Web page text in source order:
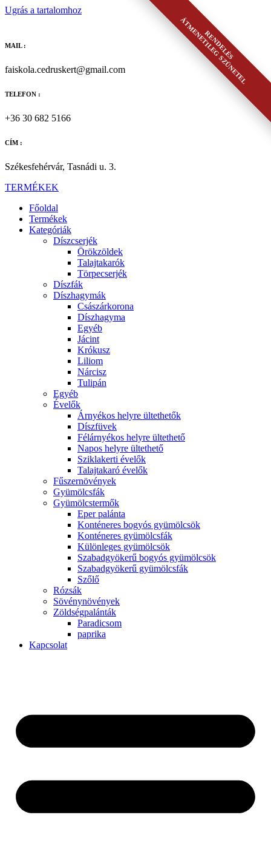
RENDELÉS
ÁTMENETILEG SZÜNETEL
Ugrás a tartalomhoz
MAIL :
faiskola.cedruskert@gmail.com
TELEFON :
+36 30 682 5166
CÍM :
Székesfehérvár, Tasnádi u. 3.
TERMÉKEK
Főoldal
Termékek
Kategóriák
Díszcserjék
Örökzöldek
Talajtakarók
Törpecserjék
Díszfák
Díszhagymák
Császárkorona
Díszhagyma
Egyéb
Jácint
Krókusz
Liliom
Nárcisz
Tulipán
Egyéb
Évelők
Árnyékos helyre ültethetők
Díszfüvek
Félárnyékos helyre ültethető
Napos helyre ültethető
Sziklakerti évelők
Talajtakaró évelők
Fűszernövények
Gyümölcsfák
Gyümölcstermők
Eper palánta
Konténeres bogyós gyümölcsök
Konténeres gyümölcsfák
Különleges gyümölcsök
Szabadgyökerű bogyós gyümölcsök
Szabadgyökerű gyümölcsfák
Szőlő
Rózsák
Sövénynövények
Zöldségpalánták
Paradicsom
paprika
Kapcsolat